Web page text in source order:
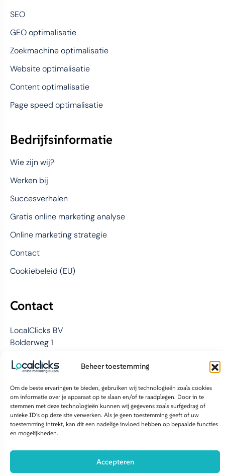
Beheer toestemming
Om de beste ervaringen te bieden, gebruiken wij technologieën zoals cookies
om informatie over je apparaat op te slaan en/of te raadplegen. Door in te
stemmen met deze technologieën kunnen wij gegevens zoals surfgedrag of
unieke ID's op deze site verwerken. Als je geen toestemming geeft of uw
toestemming intrekt, kan dit een nadelige invloed hebben op bepaalde functies
en mogelijkheden.
Accepteren
SEO
GEO optimalisatie
Zoekmachine optimalisatie
Website optimalisatie
Content optimalisatie
Page speed optimalisatie
Bedrijfsinformatie
Wie zijn wij?
Werken bij
Succesverhalen
Gratis online marketing analyse
Online marketing strategie
Contact
Cookiebeleid (EU)
Contact
LocalClicks BV
Bolderweg 1
info@localclicks.nl
Volg ons op:
Right Reserved.